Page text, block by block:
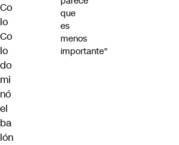
Co
lo
Co
lo
do
mi
nó
el
ba
lón
que
es
menos
importante"